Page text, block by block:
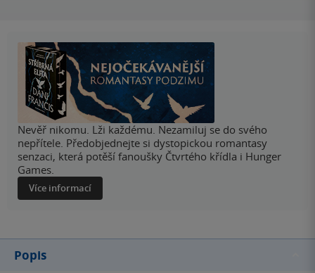
Nevěř nikomu. Lži každému. Nezamiluj se do svého
nepřítele. Předobjednejte si dystopickou romantasy
senzaci, která potěší fanoušky Čtvrtého křídla i Hunger
Games.
Více informací
Popis